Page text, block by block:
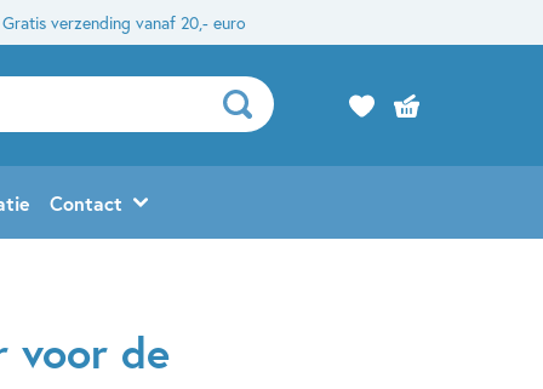
Gratis verzending vanaf 20,- euro
Contact
voor de